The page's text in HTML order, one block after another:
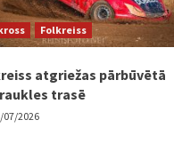
Folkreiss
atgriežas pārbūvētā
trasē
07/2026